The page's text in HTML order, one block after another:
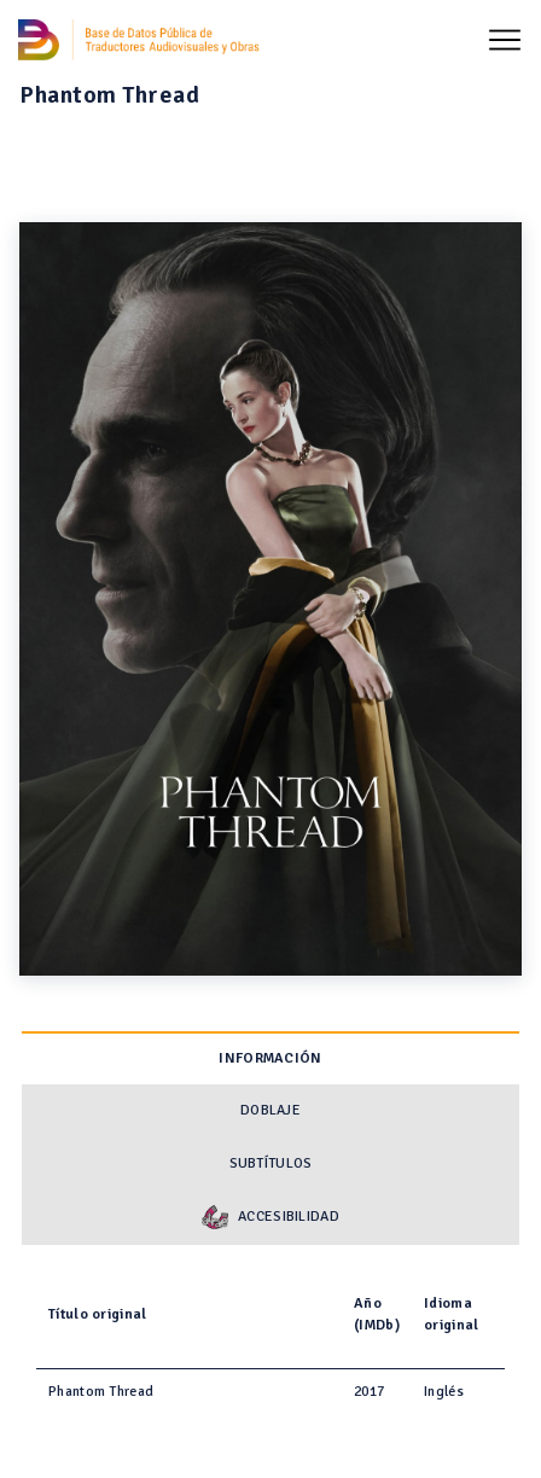
Phantom Thread
INFORMACIÓN
DOBLAJE
SUBTÍTULOS
ACCESIBILIDAD
Título original
Año
(IMDb)
Idioma
original
Phantom Thread 2017 Inglés